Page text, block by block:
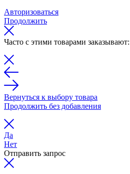
Авторизоваться
Продолжить
Часто с этими товарами заказывают:
Вернуться к выбору товара
Продолжить без добавления
Да
Нет
Отправить запрос